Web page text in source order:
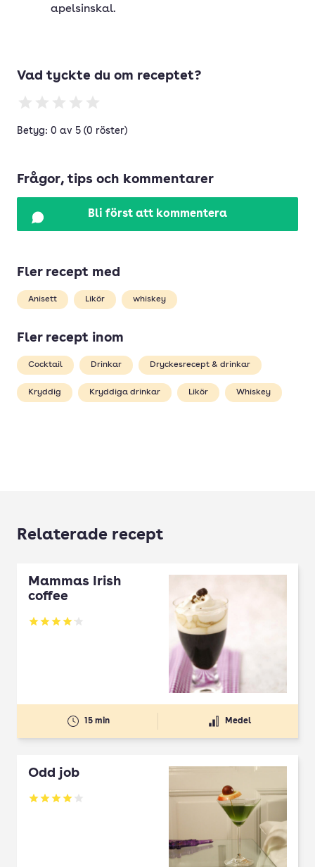
apelsinskal.
Vad tyckte du om receptet?
Betyg: 0 av 5 (0 röster)
Frågor, tips och kommentarer
Bli först att kommentera
Fler recept med
Anisett Likör whiskey
Fler recept inom
Cocktail Drinkar Dryckesrecept & drinkar
Kryddig Kryddiga drinkar Likör Whiskey
Relaterade recept
Mammas Irish
coffee
Betyg: 4.12 av 5
15 min Medel
Odd job
Betyg: 4 av 5